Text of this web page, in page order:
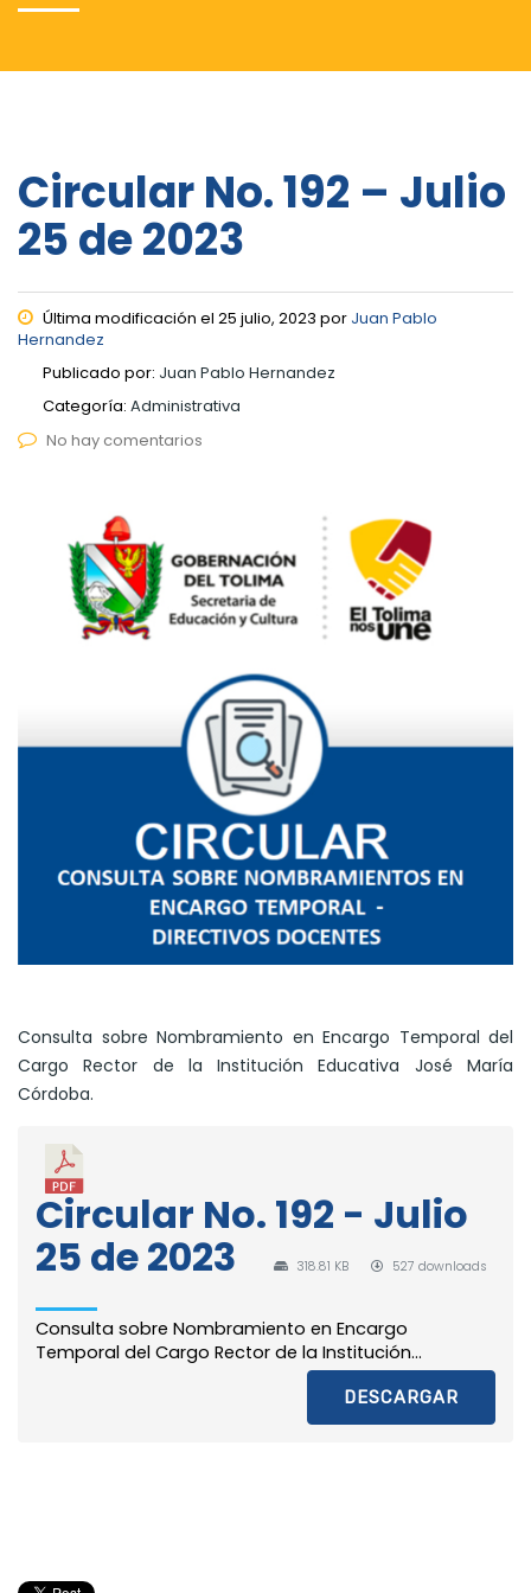
Circular No. 192 – Julio
25 de 2023
Última modificación el 25 julio, 2023 por Juan Pablo
Hernandez
Publicado por: Juan Pablo Hernandez
Categoría: Administrativa
No hay comentarios
Consulta sobre Nombramiento en Encargo Temporal del
Cargo Rector de la Institución Educativa José María
Córdoba.
Circular No. 192 - Julio
25 de 2023
318.81 KB 527 downloads
Consulta sobre Nombramiento en Encargo
Temporal del Cargo Rector de la Institución...
DESCARGAR